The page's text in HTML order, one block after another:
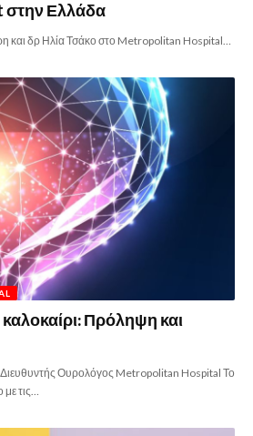
Ελλάδα
και δρ Ηλία Τσάκο στο Metropolitan Hospital…
Πρόληψη και
Ουρολόγος Metropolitan Hospital Το
τις…